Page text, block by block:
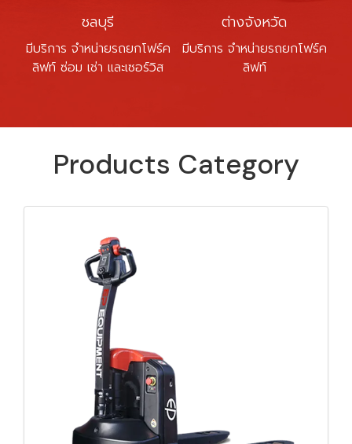
ชลบุรี
มีบริการ จำหน่ายรถยกโฟร์ค
ลิฟท์ ซ่อม เช่า และเซอร์วิส
ต่างจังหวัด
มีบริการ จำหน่ายรถยกโฟร์ค
ลิฟท์
Products Category